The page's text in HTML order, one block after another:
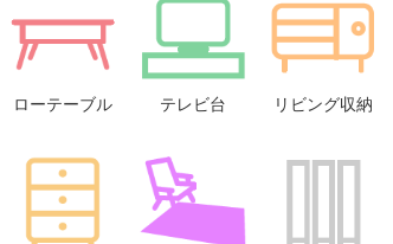
ローテーブル テレビ台 リビング収納